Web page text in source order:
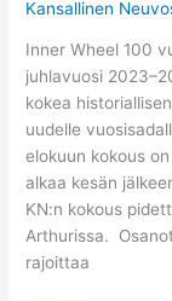
Kansallinen
Inner Wheel 100
juhlavuosi
kokea
uudelle
elokuun kokous
alkaa kesän
KN:n kokous
Arthurissa.
rajoittaa